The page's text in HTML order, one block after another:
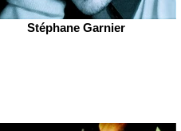
Stéphane Garnier